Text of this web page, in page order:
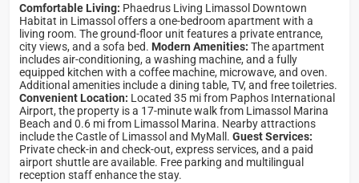
Comfortable Living: Phaedrus Living Limassol Downtown
Habitat in Limassol offers a one-bedroom apartment with a
living room. The ground-floor unit features a private entrance,
city views, and a sofa bed. Modern Amenities: The apartment
includes air-conditioning, a washing machine, and a fully
equipped kitchen with a coffee machine, microwave, and oven.
Additional amenities include a dining table, TV, and free toiletries.
Convenient Location: Located 35 mi from Paphos International
Airport, the property is a 17-minute walk from Limassol Marina
Beach and 0.6 mi from Limassol Marina. Nearby attractions
include the Castle of Limassol and MyMall. Guest Services:
Private check-in and check-out, express services, and a paid
airport shuttle are available. Free parking and multilingual
reception staff enhance the stay.